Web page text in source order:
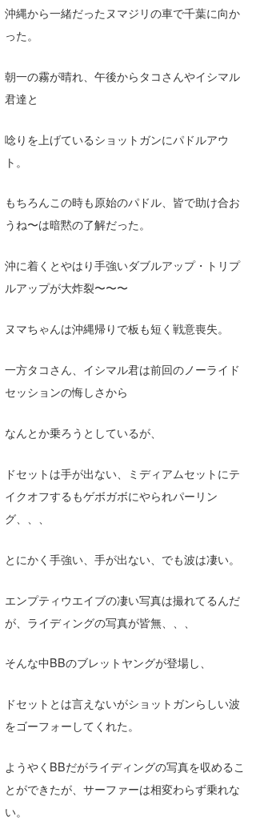
沖縄から一緒だったヌマジリの車で千葉に向か
った。
朝一の霧が晴れ、午後からタコさんやイシマル
君達と
唸りを上げているショットガンにパドルアウ
ト。
もちろんこの時も原始のパドル、皆で助け合お
うね〜は暗黙の了解だった。
沖に着くとやはり手強いダブルアップ・トリプ
ルアップが大炸裂〜〜〜
ヌマちゃんは沖縄帰りで板も短く戦意喪失。
一方タコさん、イシマル君は前回のノーライド
セッションの悔しさから
なんとか乗ろうとしているが、
ドセットは手が出ない、ミディアムセットにテ
イクオフするもゲボガボにやられパーリン
グ、、、
とにかく手強い、手が出ない、でも波は凄い。
エンプティウエイブの凄い写真は撮れてるんだ
が、ライディングの写真が皆無、、、
そんな中BBのブレットヤングが登場し、
ドセットとは言えないがショットガンらしい波
をゴーフォーしてくれた。
ようやくBBだがライディングの写真を収めるこ
とができたが、サーファーは相変わらず乗れな
い。